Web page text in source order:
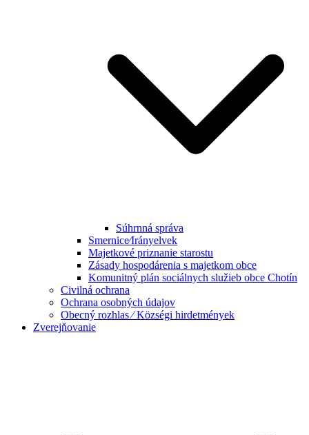
Súhrnná správa
Smernice⁄Irányelvek
Majetkové priznanie starostu
Zásady hospodárenia s majetkom obce
Komunitný plán sociálnych služieb obce Chotín
Civilná ochrana
Ochrana osobných údajov
Obecný rozhlas ⁄ Községi hirdetmények
Zverejňovanie